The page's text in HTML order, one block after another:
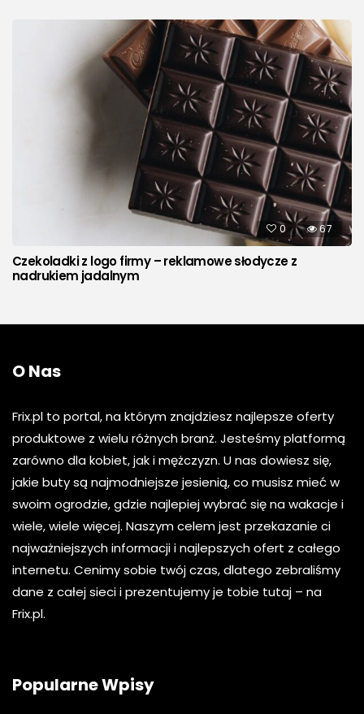
0 67
Czekoladki z logo firmy – reklamowe słodycze z
nadrukiem jadalnym
O Nas
Frix.pl to portal, na którym znajdziesz najlepsze oferty
produktowe z wielu różnych branż. Jesteśmy platformą
zarówno dla kobiet, jak i mężczyzn. U nas dowiesz się,
jakie buty są najmodniejsze jesienią, co musisz mieć w
swoim ogrodzie, gdzie najlepiej wybrać się na wakacje i
wiele, wiele więcej. Naszym celem jest przekazanie ci
najważniejszych informacji i najlepszych ofert z całego
internetu. Cenimy sobie twój czas, dlatego zebraliśmy
dane z całej sieci i prezentujemy je tobie tutaj – na
Frix.pl.
Popularne Wpisy